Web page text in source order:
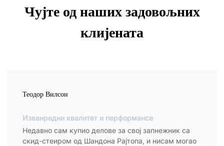
Чујте од наших задовољних
клијената
Теодор Вилсон
Изванредни квалитет и перформансе
Недавно сам купио делове за свој запнежник са
скид-стеиром од Шандона Рајтопа, и нисам могао